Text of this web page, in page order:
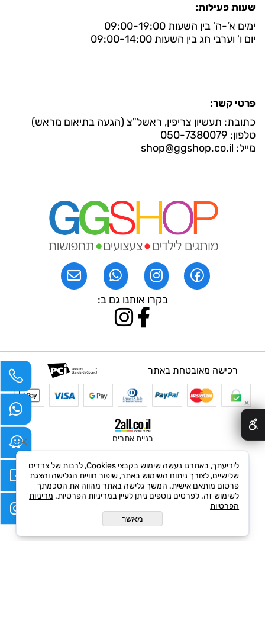
שעות פעילות:
ימים א’-ה’ בין השעות 09:00-19:00
יום ו' וערבי חג בין השעות 09:00-14:00
פרטי קשר:
כתובת: תעשיון צריפין, ראשל"צ (הגעה בתיאום מראש)
טלפון: 050-7380079
מייל: shop@ggshop.co.il
בקרו אותנו גם ב:
רכישה מאובטחת באתר
בניית אתרים
✕
לידיעתך, באתרנו נעשה שימוש בקבצי Cookies, לרבות של צדדים
שלישיים, לצורך ניתוח השימוש באתר, שיפור חוויית הגלישה והצגת
פרסום מותאם אישית. המשך גלישה באתר מהווה את הסכמתך
לשימוש זה. לפרטים נוספים ניתן לעיין במדיניות הפרטיות. מדיניות
הפרטיות
מאשר